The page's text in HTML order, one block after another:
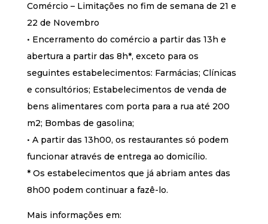
Comércio – Limitações no fim de semana de 21 e
22 de Novembro
• Encerramento do comércio a partir das 13h e
abertura a partir das 8h*, exceto para os
seguintes estabelecimentos: Farmácias; Clínicas
e consultórios; Estabelecimentos de venda de
bens alimentares com porta para a rua até 200
m2; Bombas de gasolina;
• A partir das 13h00, os restaurantes só podem
funcionar através de entrega ao domicílio.
* Os estabelecimentos que já abriam antes das
8h00 podem continuar a fazê-lo.
Mais informações em: